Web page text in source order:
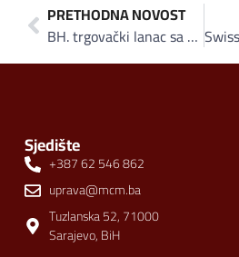
PRETHODNA NOVOST
BH. trgovački lanac sa najdužom tradicijom: U Butmiru otvoren proširen i moderniziran Hoše market
Sjedište
+387 62 546 862
uprava@mcm.ba
Tuzlanska 52, 71000
Sarajevo, BiH